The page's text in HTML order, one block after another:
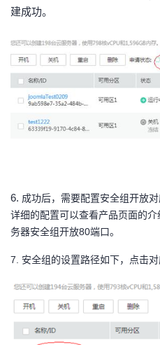
建成功。
6. 成功后，需要配置安全组开放
详细的配置可以查看产品页面的
务器安全组开放80端口。
7. 安全组的设置路径如下，点击